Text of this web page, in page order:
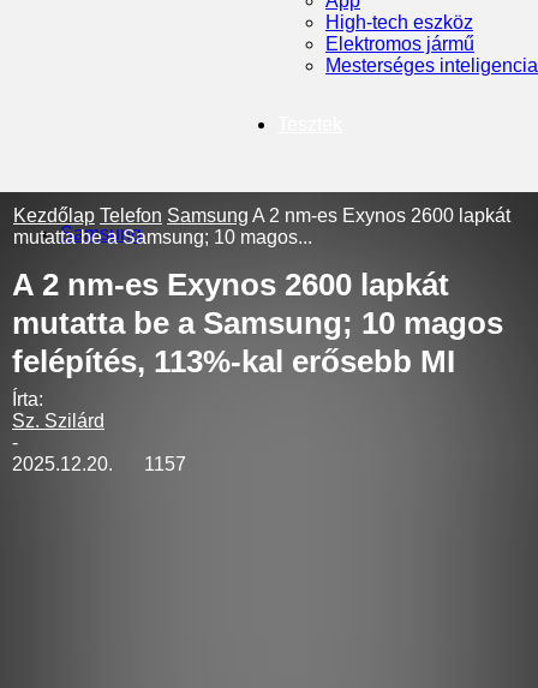
High-tech eszköz
Elektromos jármű
Mesterséges inteligencia
Kezdőlap Telefon Samsung A 2 nm-es Exynos 2600 lapkát
mutatta be a Samsung; 10 magos...
Samsung
A 2 nm-es Exynos 2600 lapkát
mutatta be a Samsung; 10 magos
felépítés, 113%-kal erősebb MI
Írta:
Sz. Szilárd
-
2025.12.20.
1157